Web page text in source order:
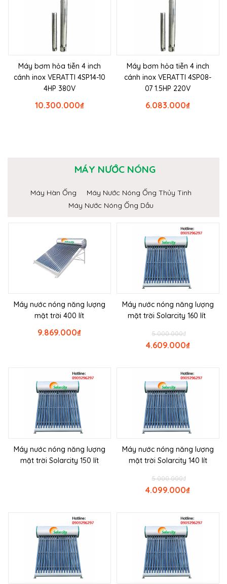
Máy bơm hỏa tiễn 4 inch
cánh inox VERATTI 4SP14-10
4HP 380V
₫
10.300.000
Máy bơm hỏa tiễn 4 inch
cánh inox VERATTI 4SP08-
07 1.5HP 220V
₫
6.083.000
MÁY NƯỚC NÓNG
Máy Hàn Ống
Máy Nước Nóng Ống Thủy Tinh
Máy Nước Nóng Ống Dầu
Máy nước nóng năng lượng
mặt trời 400 lít
₫
9.869.000
Máy nước nóng năng lượng
mặt trời Solarcity 160 lít
₫
5.000.000
₫
4.609.000
Máy nước nóng năng lượng
mặt trời Solarcity 150 lít
Máy nước nóng năng lượng
mặt trời Solarcity 140 lít
₫
5.000.000
₫
4.099.000